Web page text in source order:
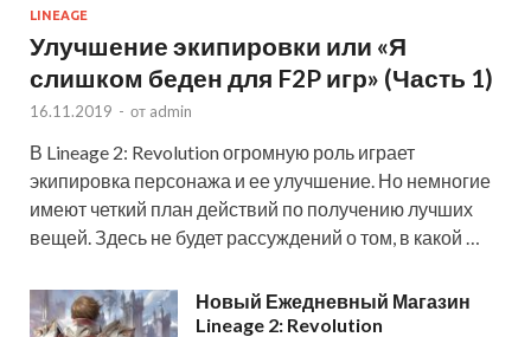
LINEAGE
Улучшение экипировки или «Я
слишком беден для F2P игр» (Часть 1)
16.11.2019 - от admin
В Lineage 2: Revolution огромную роль играет
экипировка персонажа и ее улучшение. Но немногие
имеют четкий план действий по получению лучших
вещей. Здесь не будет рассуждений о том, в какой …
Новый Ежедневный Магазин
Lineage 2: Revolution